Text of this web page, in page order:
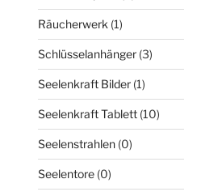
Räucherwerk (1)
Schlüsselanhänger (3)
Seelenkraft Bilder (1)
Seelenkraft Tablett (10)
Seelenstrahlen (0)
Seelentore (0)